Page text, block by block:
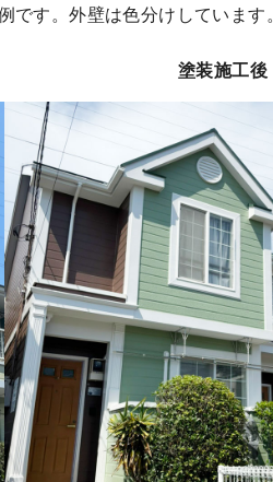
す。外壁は色分けしています。
塗装施工後